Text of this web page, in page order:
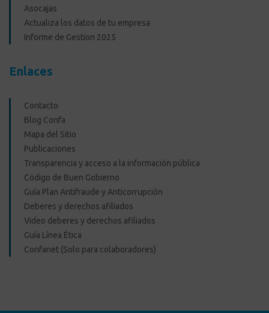
Asocajas
Actualiza los datos de tu empresa
Informe de Gestion 2025
Enlaces
Contacto
Blog Confa
Mapa del Sitio
Publicaciones
Transparencia y acceso a la información pública
Código de Buen Gobierno
Guía Plan Antifraude y Anticorrupción
Deberes y derechos afiliados
Video deberes y derechos afiliados
Guía Línea Ética
Confanet (Solo para colaboradores)